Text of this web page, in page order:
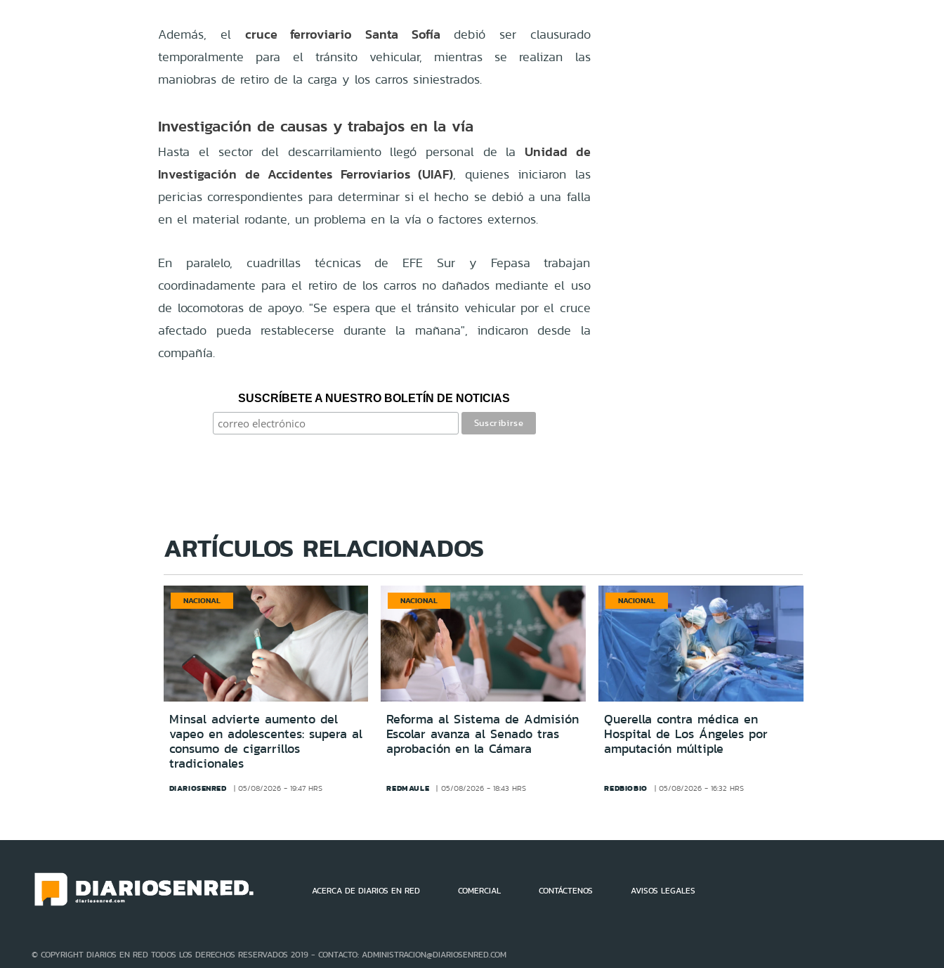
Además, el cruce ferroviario Santa Sofía debió ser clausurado
temporalmente para el tránsito vehicular, mientras se realizan las
maniobras de retiro de la carga y los carros siniestrados.
Investigación de causas y trabajos en la vía
Hasta el sector del descarrilamiento llegó personal de la Unidad de
Investigación de Accidentes Ferroviarios (UIAF), quienes iniciaron las
pericias correspondientes para determinar si el hecho se debió a una falla
en el material rodante, un problema en la vía o factores externos.
En paralelo, cuadrillas técnicas de EFE Sur y Fepasa trabajan
coordinadamente para el retiro de los carros no dañados mediante el uso
de locomotoras de apoyo. "Se espera que el tránsito vehicular por el cruce
afectado pueda restablecerse durante la mañana", indicaron desde la
compañía.
SUSCRÍBETE A NUESTRO BOLETÍN DE NOTICIAS
ARTÍCULOS RELACIONADOS
NACIONAL
Minsal advierte aumento del
vapeo en adolescentes: supera al
consumo de cigarrillos
tradicionales
DIARIOSENRED 05/08/2026 - 19:47 HRS
NACIONAL
Reforma al Sistema de Admisión
Escolar avanza al Senado tras
aprobación en la Cámara
REDMAULE 05/08/2026 - 18:43 HRS
NACIONAL
Querella contra médica en
Hospital de Los Ángeles por
amputación múltiple
REDBIOBIO 05/08/2026 - 16:32 HRS
ACERCA DE DIARIOS EN RED COMERCIAL CONTÁCTENOS AVISOS LEGALES
© COPYRIGHT DIARIOS EN RED TODOS LOS DERECHOS RESERVADOS 2019 - CONTACTO: ADMINISTRACION@DIARIOSENRED.COM